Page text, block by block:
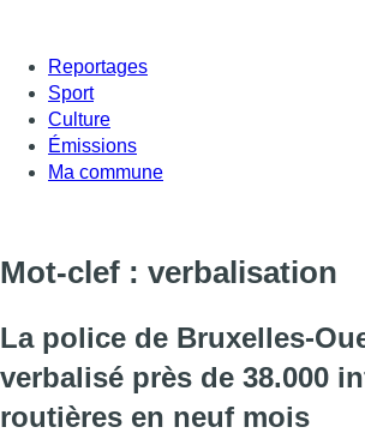
Reportages
Sport
Culture
Émissions
Ma commune
Mot-clef : verbalisation
La police de Bruxelles-
verbalisé près de 38.000
routières en neuf mois